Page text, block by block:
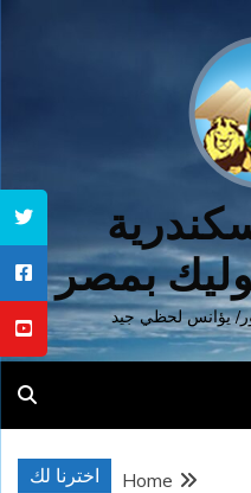
بمصر
يؤانس لحظي جيد
اخترنا لك
Home